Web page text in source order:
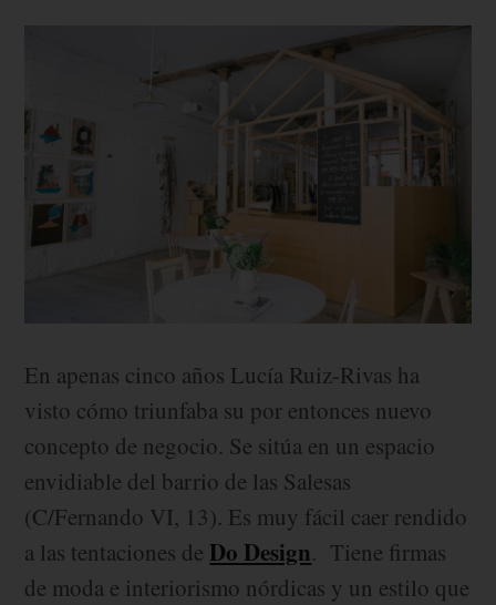
En apenas cinco años Lucía Ruiz-Rivas ha
visto cómo triunfaba su por entonces nuevo
concepto de negocio. Se sitúa en un espacio
envidiable del barrio de las Salesas
(C/Fernando VI, 13). Es muy fácil caer rendido
a las tentaciones de Do Design. Tiene firmas
de moda e interiorismo nórdicas y un estilo que